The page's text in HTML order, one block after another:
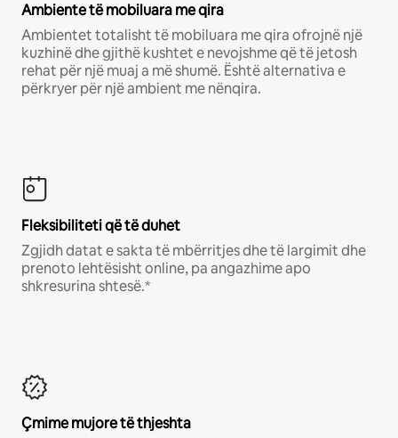
Ambiente të mobiluara me qira
Ambientet totalisht të mobiluara me qira ofrojnë një
kuzhinë dhe gjithë kushtet e nevojshme që të jetosh
rehat për një muaj a më shumë. Është alternativa e
përkryer për një ambient me nënqira.
Fleksibiliteti që të duhet
Zgjidh datat e sakta të mbërritjes dhe të largimit dhe
prenoto lehtësisht online, pa angazhime apo
shkresurina shtesë.*
Çmime mujore të thjeshta